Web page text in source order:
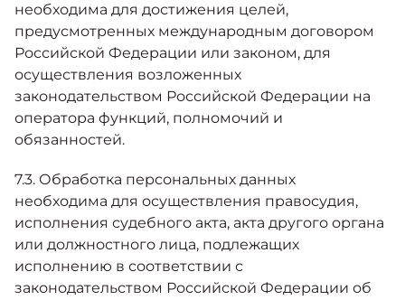
необходима для достижения целей,
предусмотренных международным договором
Российской Федерации или законом, для
осуществления возложенных
законодательством Российской Федерации на
оператора функций, полномочий и
обязанностей.
7.3. Обработка персональных данных
необходима для осуществления правосудия,
исполнения судебного акта, акта другого органа
или должностного лица, подлежащих
исполнению в соответствии с
законодательством Российской Федерации об